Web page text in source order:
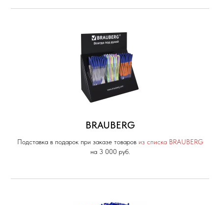
BRAUBERG
Подставка в подарок при заказе товаров из списка BRAUBERG
на 3 000 руб.